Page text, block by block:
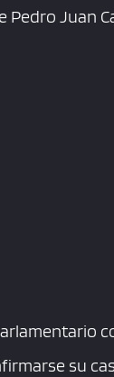
Pedro Juan
su